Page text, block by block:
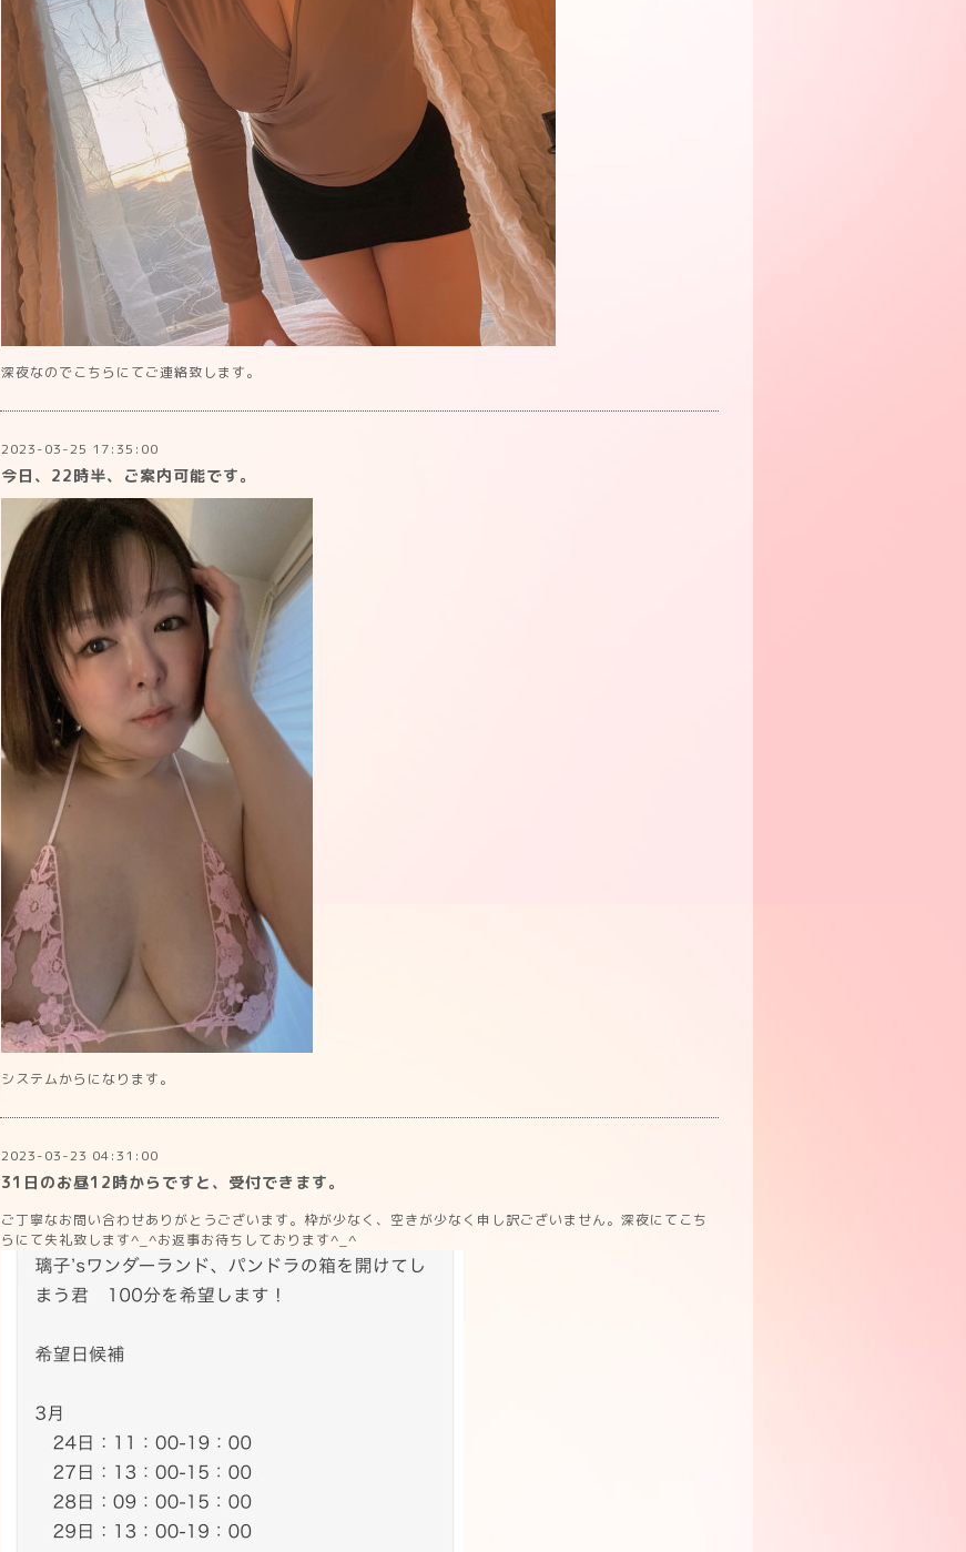
深夜なのでこちらにてご連絡致します。
2023-03-25 17:35:00
今日、22時半、ご案内可能です。
システムからになります。
2023-03-23 04:31:00
31日のお昼12時からですと、受付できます。
ご丁寧なお問い合わせありがとうございます。枠が少なく、空きが少なく申し訳ございません。深夜にてこち
らにて失礼致します^_^お返事お待ちしております^_^